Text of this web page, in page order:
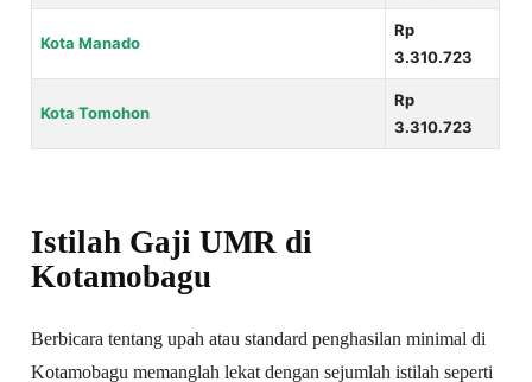
Kota Manado
Rp
3.310.723
Kota Tomohon
Rp
3.310.723
Istilah Gaji UMR di
Kotamobagu
Berbicara tentang upah atau standard penghasilan minimal di
Kotamobagu memanglah lekat dengan sejumlah istilah seperti